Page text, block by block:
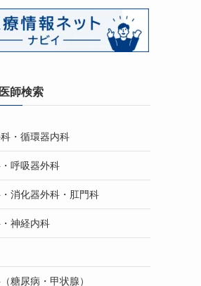
師検索
・循環器内科
呼吸器外科
消化器外科・肛門科
神経内科
糖尿病・甲状腺）